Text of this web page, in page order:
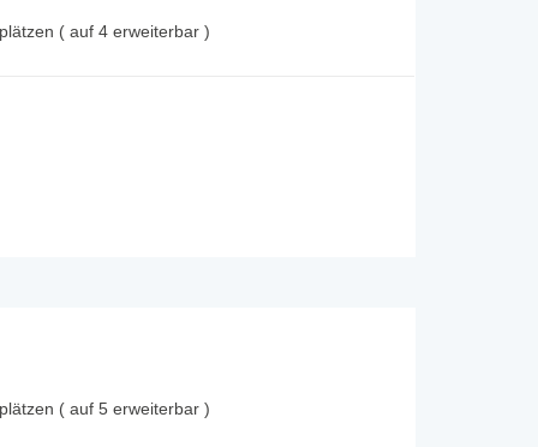
( auf 4 erweiterbar )
( auf 5 erweiterbar )